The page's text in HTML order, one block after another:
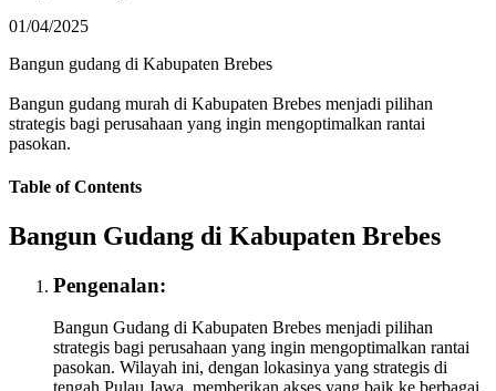
01/04/2025
Bangun gudang di Kabupaten Brebes
Bangun gudang murah di Kabupaten Brebes menjadi pilihan
strategis bagi perusahaan yang ingin mengoptimalkan rantai
pasokan.
Table of Contents
Bangun Gudang di Kabupaten Brebes
Pengenalan:
Bangun Gudang di Kabupaten Brebes menjadi pilihan
strategis bagi perusahaan yang ingin mengoptimalkan rantai
pasokan. Wilayah ini, dengan lokasinya yang strategis di